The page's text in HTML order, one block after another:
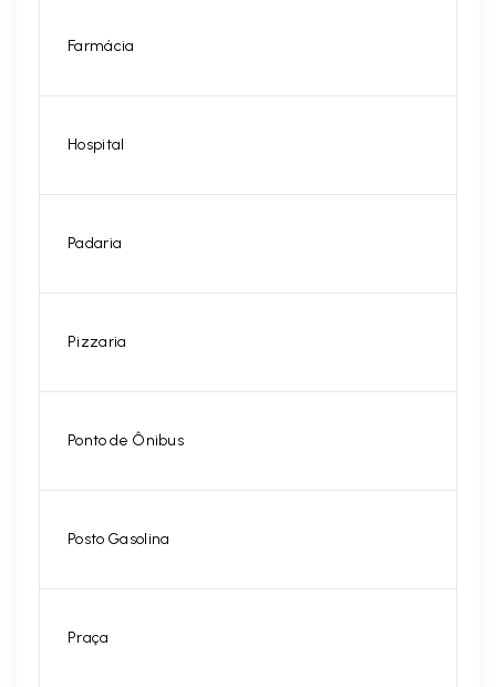
Farmácia
Hospital
Padaria
Pizzaria
Ponto de Ônibus
Posto Gasolina
Praça